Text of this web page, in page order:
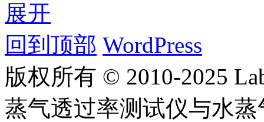
展开
回到顶部 WordPress
版权所有 © 2010-2025
蒸气透过率测试仪与水